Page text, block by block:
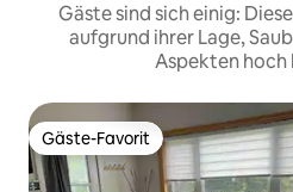
Gäste sind sich einig:
aufgrund ihrer Lage,
Aspekten
Gäste-Favorit
Gäste-Favorit